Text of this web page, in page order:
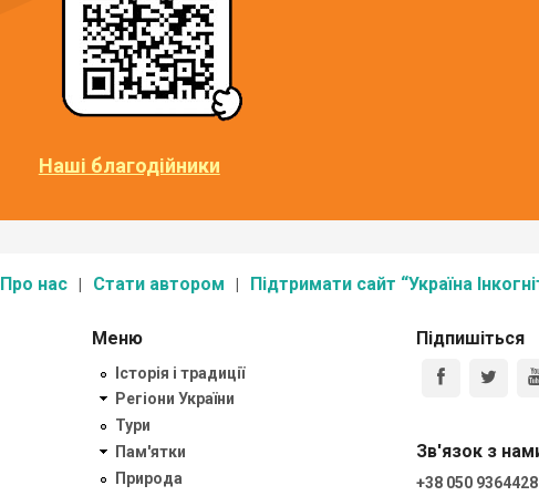
Наші благодійники
Про нас Стати автором Підтримати сайт “Україна
Меню
Історія і традиції
Регіони України
Тури
Пам'ятки
Природа
Підпишіться
Зв'язок з
+38 050 9364428